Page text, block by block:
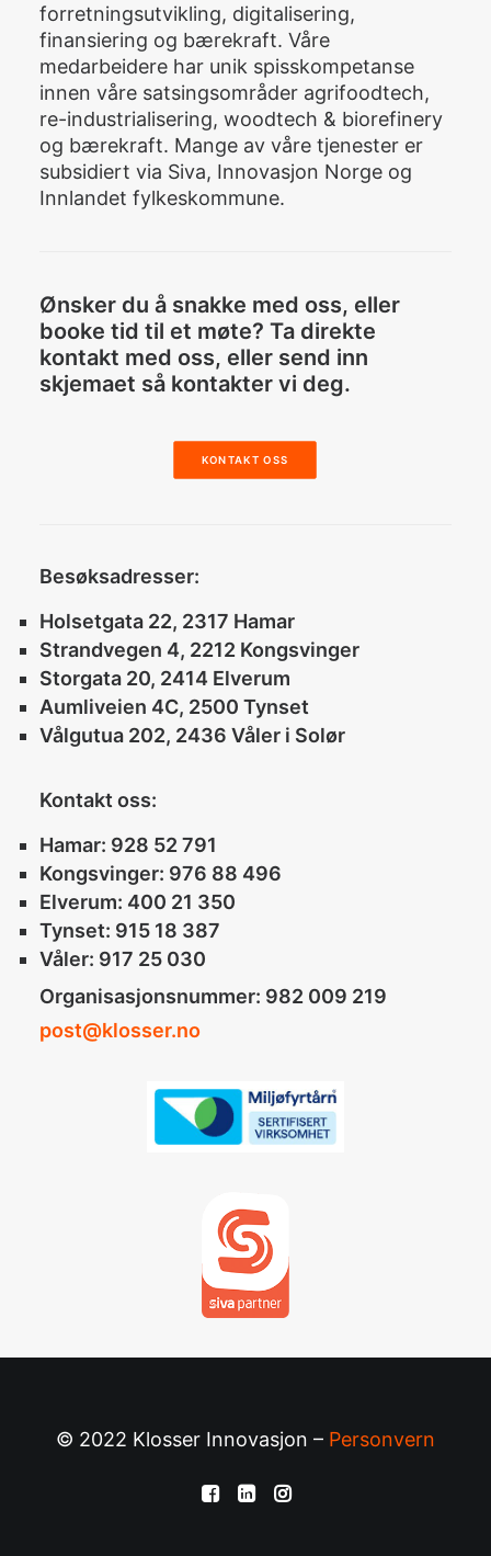
forretningsutvikling, digitalisering,
finansiering og bærekraft. Våre
medarbeidere har unik spisskompetanse
innen våre satsingsområder agrifoodtech,
re-industrialisering, woodtech & biorefinery
og bærekraft. Mange av våre tjenester er
subsidiert via Siva, Innovasjon Norge og
Innlandet fylkeskommune.
Ønsker du å snakke med oss, eller
booke tid til et møte? Ta direkte
kontakt med oss, eller send inn
skjemaet så kontakter vi deg.
KONTAKT OSS
Besøksadresser:
Holsetgata 22, 2317 Hamar
Strandvegen 4, 2212 Kongsvinger
Storgata 20, 2414 Elverum
Aumliveien 4C, 2500 Tynset
Vålgutua 202, 2436 Våler i Solør
Kontakt oss:
Hamar: 928 52 791
Kongsvinger: 976 88 496
Elverum: 400 21 350
Tynset: 915 18 387
Våler: 917 25 030
Organisasjonsnummer: 982 009 219
post@klosser.no
© 2022 Klosser Innovasjon – Personvern